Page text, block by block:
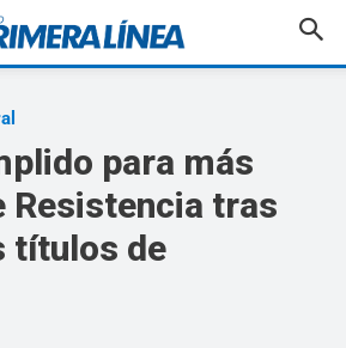
para más
Resistencia tras
títulos de